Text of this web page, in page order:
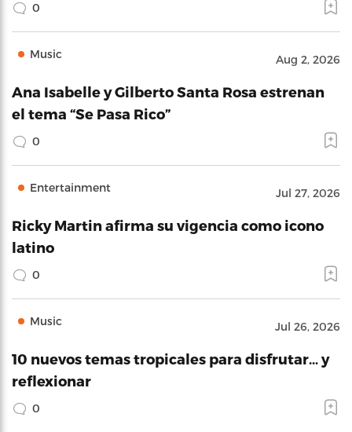
0
Music Aug 2, 2026
Ana Isabelle y Gilberto Santa Rosa estrenan
el tema “Se Pasa Rico”
0
Entertainment Jul 27, 2026
Ricky Martin afirma su vigencia como icono
latino
0
Music Jul 26, 2026
10 nuevos temas tropicales para disfrutar… y
reflexionar
0